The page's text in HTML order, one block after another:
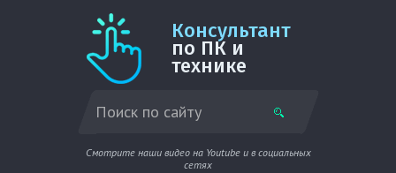
Консультант
по ПК и
технике
Смотрите наши видео на Youtube и в социальных
сетях